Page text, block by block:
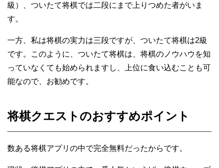
級）、ついたて将棋では二段にまで上りつめた者がいま
す。
一方、私は将棋の実力は三段ですが、ついたて将棋は2級
です。このように、ついたて将棋は、将棋のノウハウを知
っていなくても始められますし、上位に食い込むことも可
能なので、お勧めです。
将棋クエストのおすすめポイント
数ある将棋アプリの中で完全無料だったからです。